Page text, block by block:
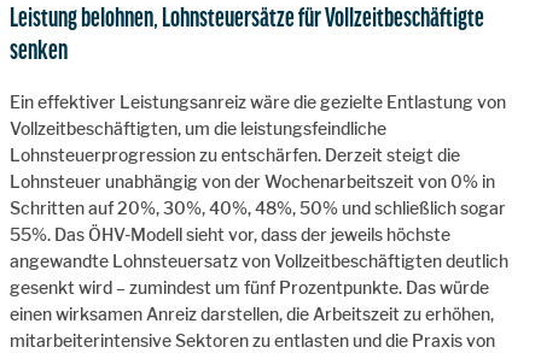
Leistung belohnen, Lohnsteuersätze für Vollzeitbeschäftigte
senken
Ein effektiver Leistungsanreiz wäre die gezielte Entlastung von
Vollzeitbeschäftigten, um die leistungsfeindliche
Lohnsteuerprogression zu entschärfen. Derzeit steigt die
Lohnsteuer unabhängig von der Wochenarbeitszeit von 0% in
Schritten auf 20%, 30%, 40%, 48%, 50% und schließlich sogar
55%. Das ÖHV-Modell sieht vor, dass der jeweils höchste
angewandte Lohnsteuersatz von Vollzeitbeschäftigten deutlich
gesenkt wird – zumindest um fünf Prozentpunkte. Das würde
einen wirksamen Anreiz darstellen, die Arbeitszeit zu erhöhen,
mitarbeiterintensive Sektoren zu entlasten und die Praxis von